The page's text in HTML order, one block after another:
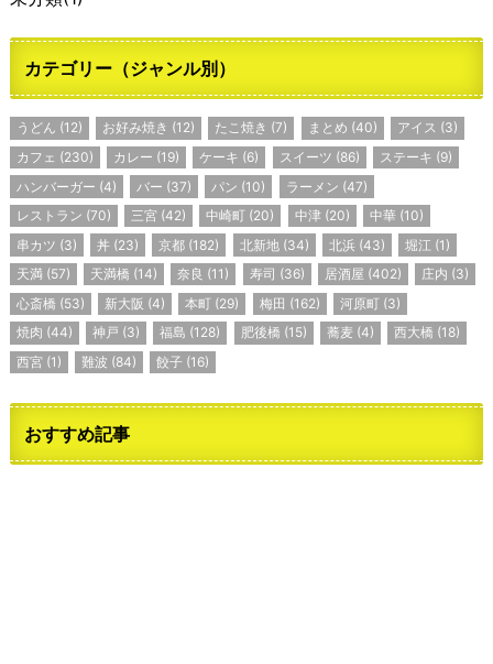
カテゴリー（ジャンル別）
うどん (12) お好み焼き (12) たこ焼き (7) まとめ (40) アイス (3)
カフェ (230) カレー (19) ケーキ (6) スイーツ (86) ステーキ (9)
ハンバーガー (4) バー (37) パン (10) ラーメン (47)
レストラン (70) 三宮 (42) 中崎町 (20) 中津(20) 中華(10)
串カツ (3) 丼 (23) 京都 (182) 北新地(34) 北浜(43) 堀江 (1)
天満 (57) 天満橋 (14) 奈良 (11) 寿司 (36) 居酒屋 (402) 庄内 (3)
心斎橋 (53) 新大阪 (4) 本町 (29) 梅田 (162) 河原町 (3)
焼肉 (44) 神戸 (3) 福島 (128) 肥後橋 (15) 蕎麦(4) 西大橋 (18)
西宮(1) 難波 (84) 餃子 (16)
おすすめ記事